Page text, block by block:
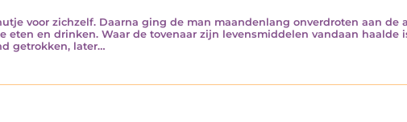
voor zichzelf. Daarna ging de man maandenlang onverdroten aan de
en drinken. Waar de tovenaar zijn levensmiddelen vandaan haalde
getrokken, later…